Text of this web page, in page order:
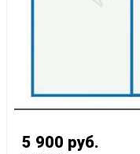
5 900 руб.